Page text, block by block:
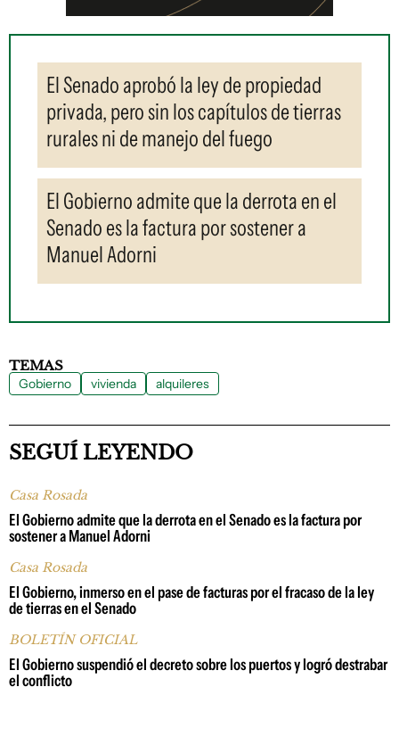
El Senado aprobó la ley de propiedad
privada, pero sin los capítulos de tierras
rurales ni de manejo del fuego
El Gobierno admite que la derrota en el
Senado es la factura por sostener a
Manuel Adorni
TEMAS
Gobierno vivienda alquileres
SEGUÍ LEYENDO
Casa Rosada
El Gobierno admite que la derrota en el Senado es la factura por
sostener a Manuel Adorni
Casa Rosada
El Gobierno, inmerso en el pase de facturas por el fracaso de la ley
de tierras en el Senado
BOLETÍN OFICIAL
El Gobierno suspendió el decreto sobre los puertos y logró destrabar
el conflicto